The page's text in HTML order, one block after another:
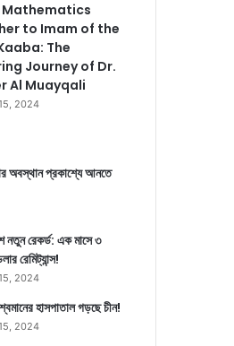
Mathematics
to Imam of the
The
Journey of Dr.
Al Muayqali
2024
অবস্থান প্রকাশ্যে আনতে
নতুন রেকর্ড: এক মাসে ৩
রেমিট্যান্স!
2024
হাসপাতাল গড়ছে চীন!
2024